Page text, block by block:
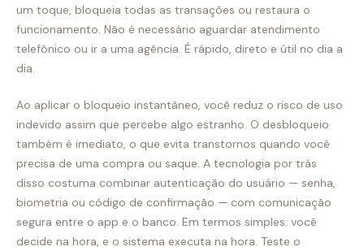
um toque, bloqueia todas as transações ou restaura o
funcionamento. Não é necessário aguardar atendimento
telefônico ou ir a uma agência. É rápido, direto e útil no dia a
dia.
Ao aplicar o bloqueio instantâneo, você reduz o risco de uso
indevido assim que percebe algo estranho. O desbloqueio
também é imediato, o que evita transtornos quando você
precisa de uma compra ou saque. A tecnologia por trás
disso costuma combinar autenticação do usuário — senha,
biometria ou código de confirmação — com comunicação
segura entre o app e o banco. Em termos simples: você
decide na hora, e o sistema executa na hora. Teste o